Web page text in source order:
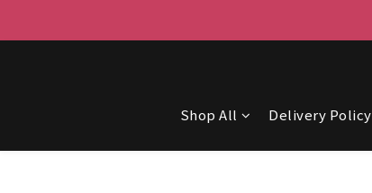
Shop All Delivery Policy